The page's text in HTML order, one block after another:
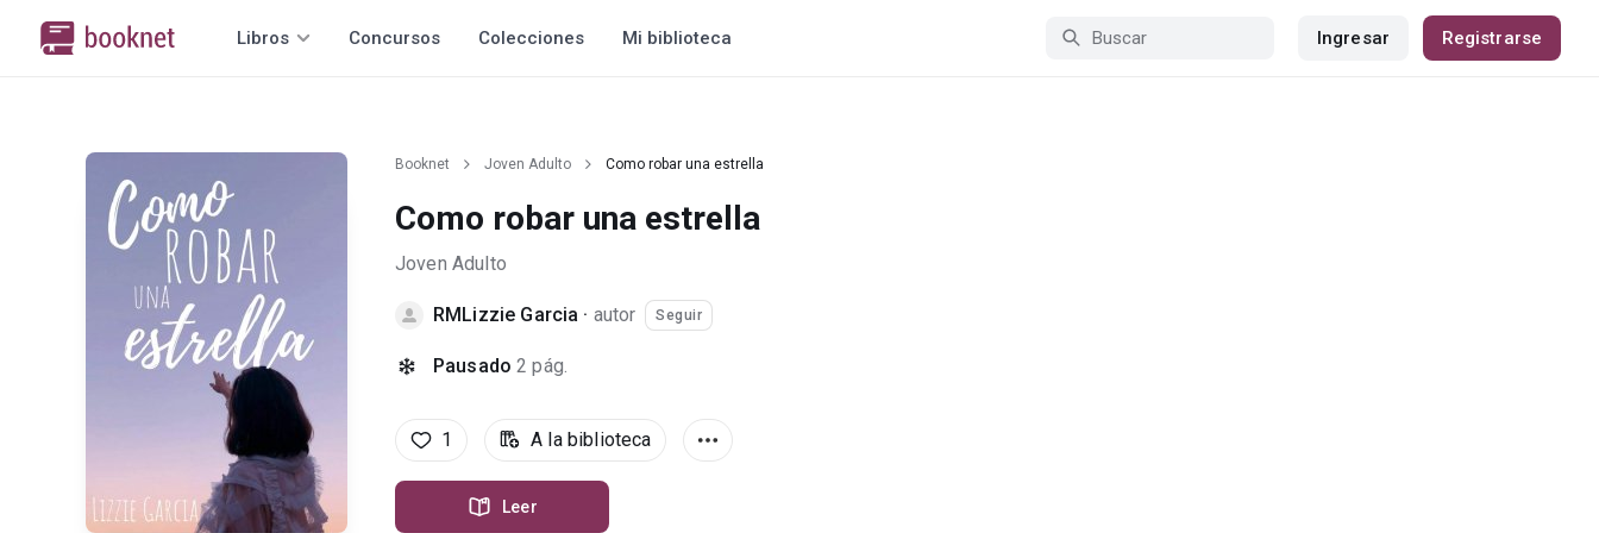
Libros Concursos Colecciones Mi biblioteca Ingresar Registrarse
Booknet Joven Adulto Como robar una estrella
Como robar una estrella
Joven Adulto
RMLizzie Garcia · autor Seguir
Pausado 2 pág.
1 A la biblioteca
Leer